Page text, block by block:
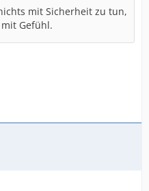
mit Sicherheit zu tun,
Gefühl.